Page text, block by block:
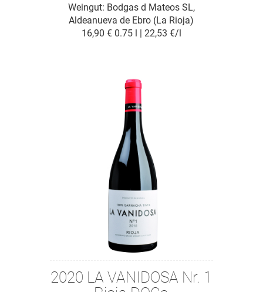
Weingut: Bodgas d Mateos SL,
Aldeanueva de Ebro (La Rioja)
16,90 € 0.75 l | 22,53 €/l
2020 LA VANIDOSA Nr. 1